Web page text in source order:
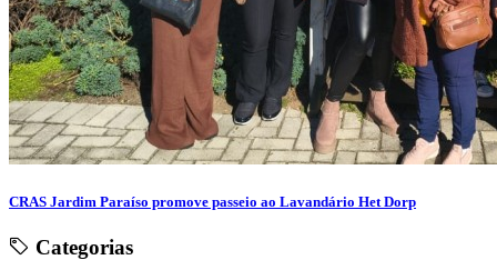
CRAS Jardim Paraíso promove passeio ao Lavandário Het Dorp
Categorias